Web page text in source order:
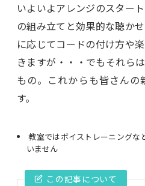
いよいよアレンジのスター
の組み立てと効果的な聴か
に応じてコードの付け方や
きますが・・・でもそれら
もの。これからも皆さんの
す。
教室ではボイストレーニングな
いません
この記事について